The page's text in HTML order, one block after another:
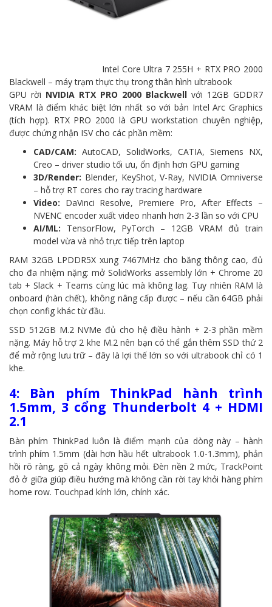
Intel Core Ultra 7 255H + RTX PRO 2000
Blackwell – máy trạm thực thụ trong thân hình ultrabook
GPU rời NVIDIA RTX PRO 2000 Blackwell với 12GB GDDR7
VRAM là điểm khác biệt lớn nhất so với bản Intel Arc Graphics
(tích hợp). RTX PRO 2000 là GPU workstation chuyên nghiệp,
được chứng nhận ISV cho các phần mềm:
CAD/CAM: AutoCAD, SolidWorks, CATIA, Siemens NX,
Creo – driver studio tối ưu, ổn định hơn GPU gaming
3D/Render: Blender, KeyShot, V-Ray, NVIDIA Omniverse
– hỗ trợ RT cores cho ray tracing hardware
Video: DaVinci Resolve, Premiere Pro, After Effects –
NVENC encoder xuất video nhanh hơn 2-3 lần so với CPU
AI/ML: TensorFlow, PyTorch – 12GB VRAM đủ train
model vừa và nhỏ trực tiếp trên laptop
RAM 32GB LPDDR5X xung 7467MHz cho băng thông cao, đủ
cho đa nhiệm nặng: mở SolidWorks assembly lớn + Chrome 20
tab + Slack + Teams cùng lúc mà không lag. Tuy nhiên RAM là
onboard (hàn chết), không nâng cấp được – nếu cần 64GB phải
chọn config khác từ đầu.
SSD 512GB M.2 NVMe đủ cho hệ điều hành + 2-3 phần mềm
nặng. Máy hỗ trợ 2 khe M.2 nên bạn có thể gắn thêm SSD thứ 2
để mở rộng lưu trữ – đây là lợi thế lớn so với ultrabook chỉ có 1
khe.
4: Bàn phím ThinkPad hành trình
1.5mm, 3 cổng Thunderbolt 4 + HDMI
2.1
Bàn phím ThinkPad luôn là điểm mạnh của dòng này – hành
trình phím 1.5mm (dài hơn hầu hết ultrabook 1.0-1.3mm), phản
hồi rõ ràng, gõ cả ngày không mỏi. Đèn nền 2 mức, TrackPoint
đỏ ở giữa giúp điều hướng mà không cần rời tay khỏi hàng phím
home row. Touchpad kính lớn, chính xác.